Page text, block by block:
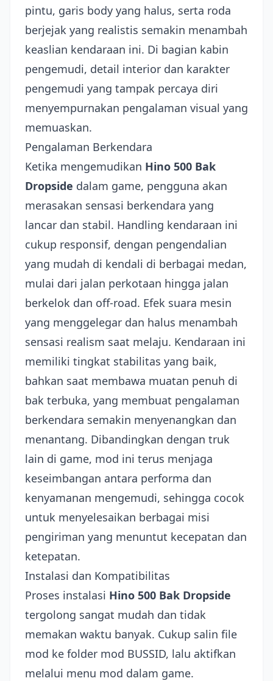
pintu, garis body yang halus, serta roda
berjejak yang realistis semakin menambah
keaslian kendaraan ini. Di bagian kabin
pengemudi, detail interior dan karakter
pengemudi yang tampak percaya diri
menyempurnakan pengalaman visual yang
memuaskan.
Pengalaman Berkendara
Ketika mengemudikan Hino 500 Bak
Dropside dalam game, pengguna akan
merasakan sensasi berkendara yang
lancar dan stabil. Handling kendaraan ini
cukup responsif, dengan pengendalian
yang mudah di kendali di berbagai medan,
mulai dari jalan perkotaan hingga jalan
berkelok dan off-road. Efek suara mesin
yang menggelegar dan halus menambah
sensasi realism saat melaju. Kendaraan ini
memiliki tingkat stabilitas yang baik,
bahkan saat membawa muatan penuh di
bak terbuka, yang membuat pengalaman
berkendara semakin menyenangkan dan
menantang. Dibandingkan dengan truk
lain di game, mod ini terus menjaga
keseimbangan antara performa dan
kenyamanan mengemudi, sehingga cocok
untuk menyelesaikan berbagai misi
pengiriman yang menuntut kecepatan dan
ketepatan.
Instalasi dan Kompatibilitas
Proses instalasi Hino 500 Bak Dropside
tergolong sangat mudah dan tidak
memakan waktu banyak. Cukup salin file
mod ke folder mod BUSSID, lalu aktifkan
melalui menu mod dalam game.